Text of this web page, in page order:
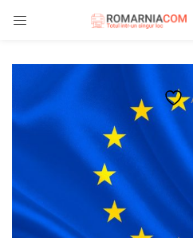
LOGIN
Enter your username and
Remember me